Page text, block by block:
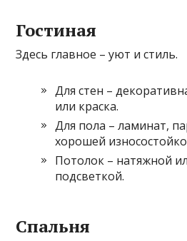
Гостиная
Здесь главное – уют и стиль.
Для стен –
или краска.
Для пола – ламинат,
хорошей
Потолок – натяжной
подсветкой.
Спальня